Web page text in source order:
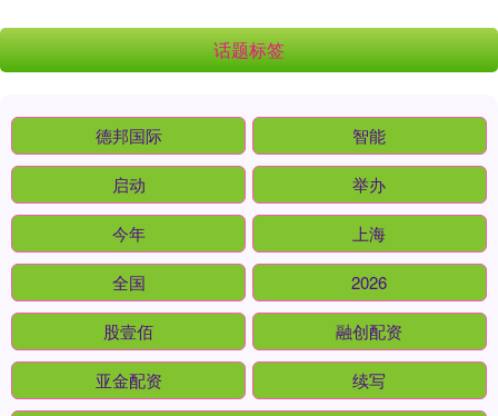
话题标签
德邦国际 智能
启动 举办
今年 上海
全国 2026
股壹佰 融创配资
亚金配资 续写